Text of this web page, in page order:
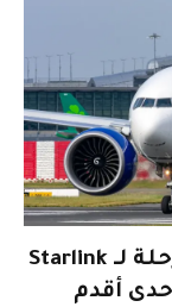
أطلقت شركة United اليوم أول رحلة لـ Starlink
أقدم